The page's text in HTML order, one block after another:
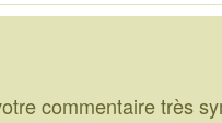
commentaire très